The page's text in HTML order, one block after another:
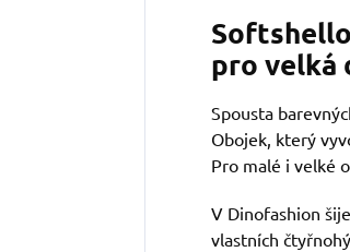
pro velká
Spousta
Obojek, který
Pro malé i velké
V Dinofashion
vlastních